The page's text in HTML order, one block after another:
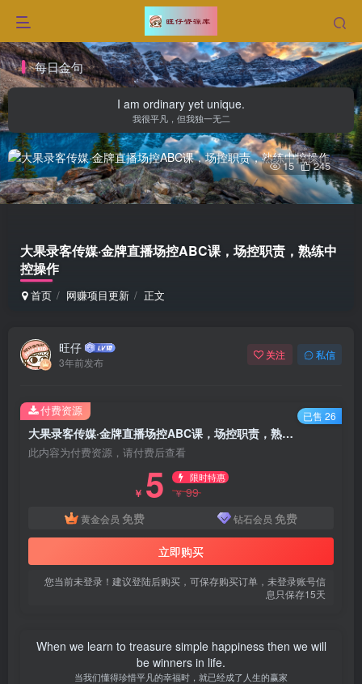
每日金句
I am ordinary yet unique.
我很平凡，但我独一无二
大果录客传媒·金牌直播场控ABC课，场控职责，熟练中
控操作
首页 网赚项目更新 正文
15 245
旺仔
3年前发布
关注 私信
大果录客传媒·金牌直播场控ABC课，场控职责，熟练中控操作
此内容为付费资源，请付费后查看
￥ 5 限时特惠
￥99
黄金会员 免费 钻石会员 免费
立即购买
您当前未登录！建议登陆后购买，可保存购买订单，未登录账号信
息只保存15天
付费资源 已售 26
When we learn to treasure simple happiness then we will
be winners in life.
当我们懂得珍惜平凡的幸福时，就已经成了人生的赢家